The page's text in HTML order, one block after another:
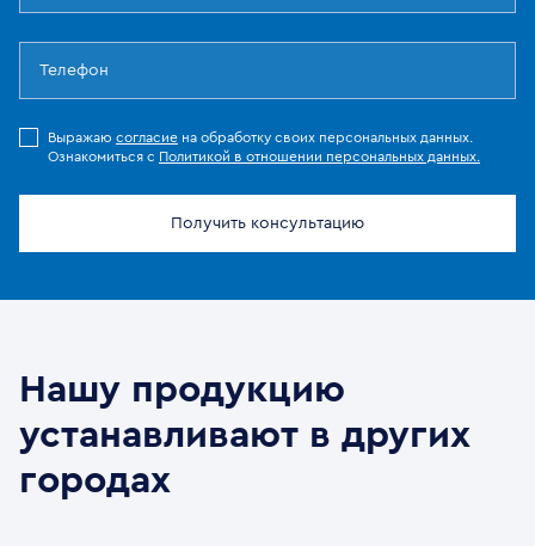
Выражаю согласие на обработку своих персональных данных.
Ознакомиться с Политикой в отношении персональных данных.
Получить консультацию
Нашу продукцию
устанавливают в других
городах